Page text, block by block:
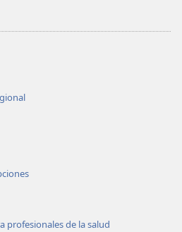
profesionales de la salud